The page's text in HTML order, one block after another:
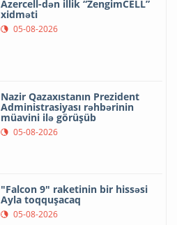
Azercell-dən illik “ZengimCELL”
xidməti
05-08-2026
Nazir Qazaxıstanın Prezident
Administrasiyası rəhbərinin
müavini ilə görüşüb
05-08-2026
"Falcon 9" raketinin bir hissəsi
Ayla toqquşacaq
05-08-2026